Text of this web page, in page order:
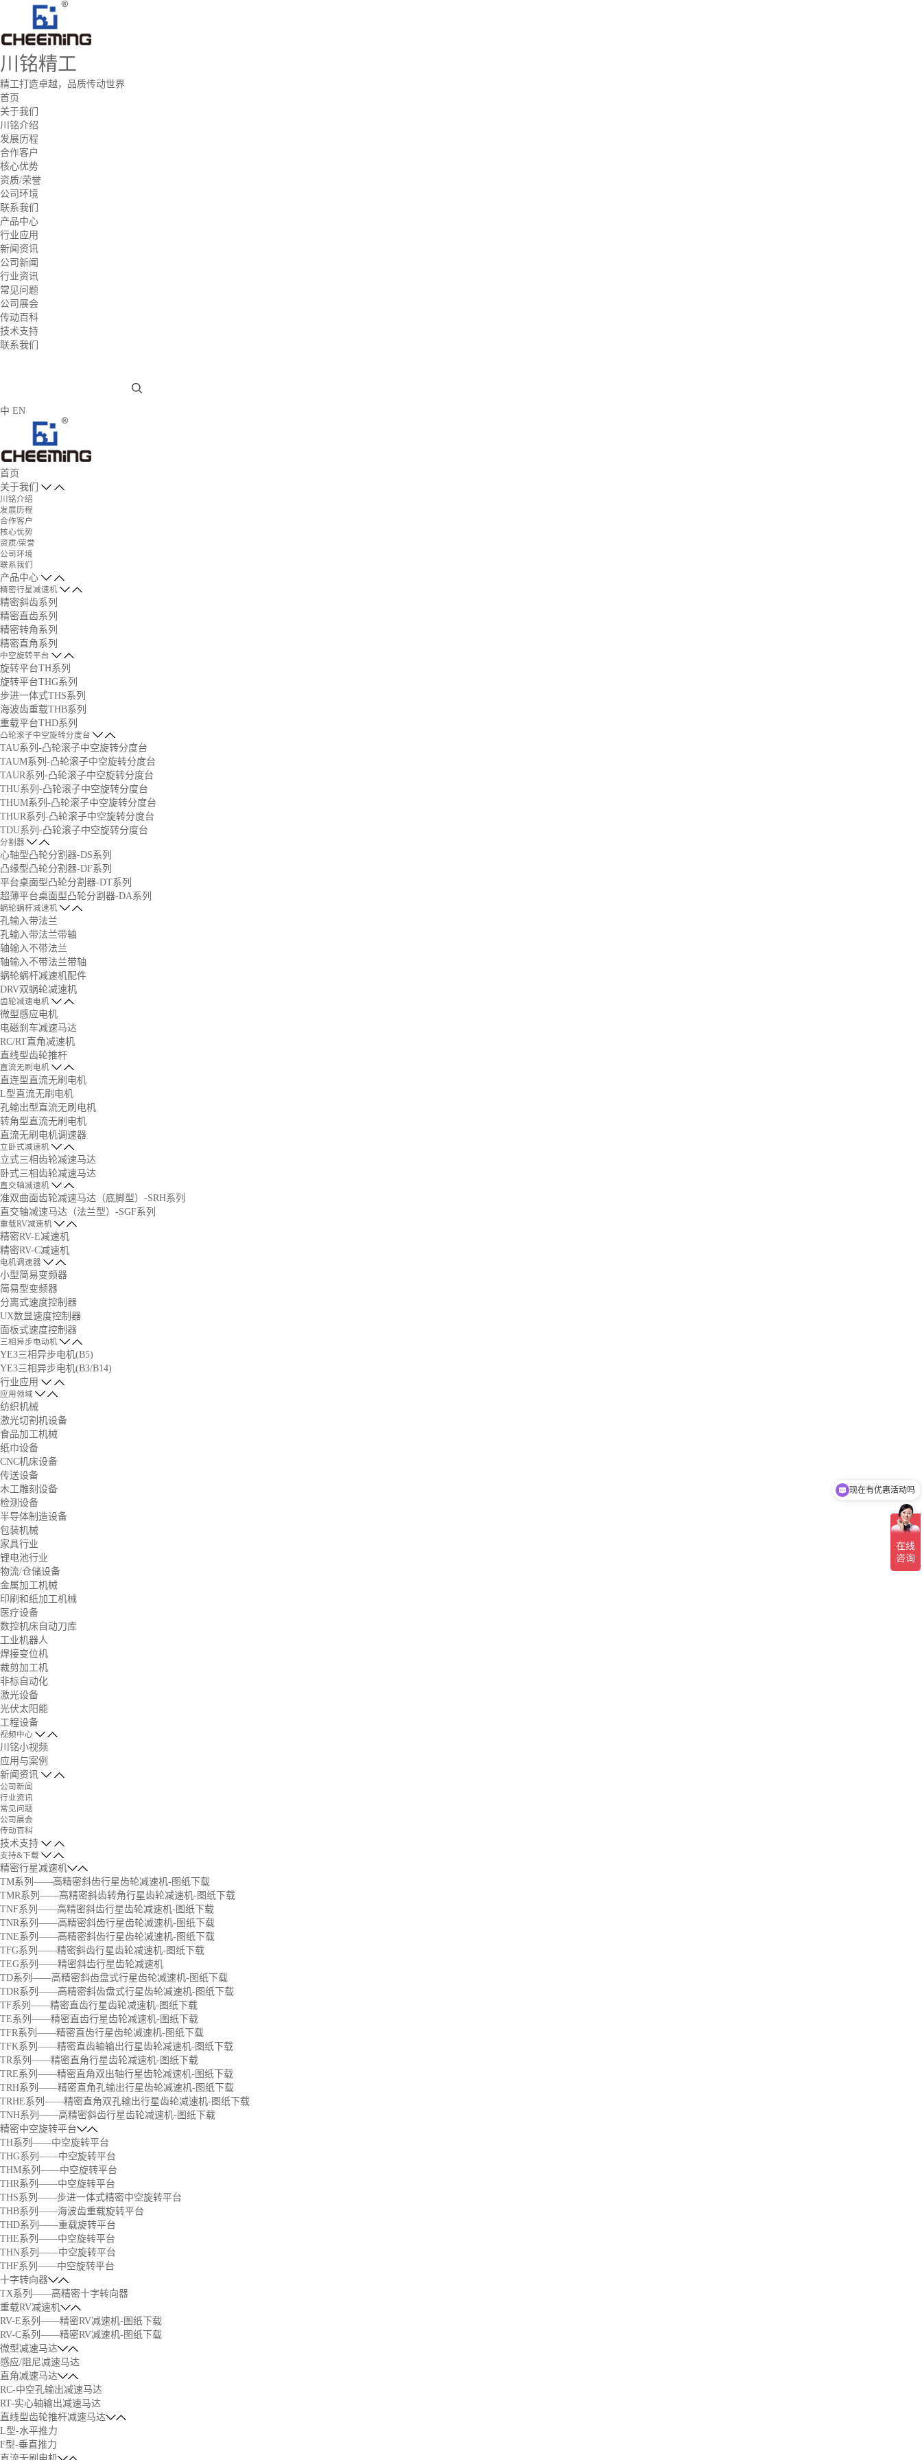
川铭精工
精工打造卓越，品质传动世界
首页
关于我们
川铭介绍
发展历程
合作客户
核心优势
资质/荣誉
公司环境
联系我们
产品中心
行业应用
新闻资讯
公司新闻
行业资讯
常见问题
公司展会
传动百科
技术支持
联系我们
中 EN
首页
关于我们
川铭介绍
发展历程
合作客户
核心优势
资质/荣誉
公司环境
联系我们
产品中心
精密行星减速机
精密斜齿系列
精密直齿系列
精密转角系列
精密直角系列
中空旋转平台
旋转平台TH系列
旋转平台THG系列
步进一体式THS系列
海波齿重载THB系列
重载平台THD系列
凸轮滚子中空旋转分度台
TAU系列-凸轮滚子中空旋转分度台
TAUM系列-凸轮滚子中空旋转分度台
TAUR系列-凸轮滚子中空旋转分度台
THU系列-凸轮滚子中空旋转分度台
THUM系列-凸轮滚子中空旋转分度台
THUR系列-凸轮滚子中空旋转分度台
TDU系列-凸轮滚子中空旋转分度台
分割器
心轴型凸轮分割器-DS系列
凸缘型凸轮分割器-DF系列
平台桌面型凸轮分割器-DT系列
超薄平台桌面型凸轮分割器-DA系列
蜗轮蜗杆减速机
孔输入带法兰
孔输入带法兰带轴
轴输入不带法兰
轴输入不带法兰带轴
蜗轮蜗杆减速机配件
DRV双蜗轮减速机
齿轮减速电机
微型感应电机
电磁刹车减速马达
RC/RT直角减速机
直线型齿轮推杆
直流无刷电机
直连型直流无刷电机
L型直流无刷电机
孔输出型直流无刷电机
转角型直流无刷电机
直流无刷电机调速器
立卧式减速机
立式三相齿轮减速马达
卧式三相齿轮减速马达
直交轴减速机
准双曲面齿轮减速马达（底脚型）-SRH系列
直交轴减速马达（法兰型）-SGF系列
重载RV减速机
精密RV-E减速机
精密RV-C减速机
电机调速器
小型简易变频器
简易型变频器
分离式速度控制器
UX数显速度控制器
面板式速度控制器
三相异步电动机
YE3三相异步电机(B5)
YE3三相异步电机(B3/B14)
行业应用
应用领域
纺织机械
激光切割机设备
食品加工机械
纸巾设备
CNC机床设备
传送设备
木工雕刻设备
检测设备
半导体制造设备
包装机械
家具行业
锂电池行业
物流/仓储设备
金属加工机械
印刷和纸加工机械
医疗设备
数控机床自动刀库
工业机器人
焊接变位机
裁剪加工机
非标自动化
激光设备
光伏太阳能
工程设备
视频中心
川铭小视频
应用与案例
新闻资讯
公司新闻
行业资讯
常见问题
公司展会
传动百科
技术支持
支持&下载
精密行星减速机
TM系列——高精密斜齿行星齿轮减速机-图纸下载
TMR系列——高精密斜齿转角行星齿轮减速机-图纸下载
TNF系列——高精密斜齿行星齿轮减速机-图纸下载
TNR系列——高精密斜齿行星齿轮减速机-图纸下载
TNE系列——高精密斜齿行星齿轮减速机-图纸下载
TFG系列——精密斜齿行星齿轮减速机-图纸下载
TEG系列——精密斜齿行星齿轮减速机
TD系列——高精密斜齿盘式行星齿轮减速机-图纸下载
TDR系列——高精密斜齿盘式行星齿轮减速机-图纸下载
TF系列——精密直齿行星齿轮减速机-图纸下载
TE系列——精密直齿行星齿轮减速机-图纸下载
TFR系列——精密直齿行星齿轮减速机-图纸下载
TFK系列——精密直齿轴输出行星齿轮减速机-图纸下载
TR系列——精密直角行星齿轮减速机-图纸下载
TRE系列——精密直角双出轴行星齿轮减速机-图纸下载
TRH系列——精密直角孔输出行星齿轮减速机-图纸下载
TRHE系列——精密直角双孔输出行星齿轮减速机-图纸下载
TNH系列——高精密斜齿行星齿轮减速机-图纸下载
精密中空旋转平台
TH系列——中空旋转平台
THG系列——中空旋转平台
THM系列——中空旋转平台
THR系列——中空旋转平台
THS系列——步进一体式精密中空旋转平台
THB系列——海波齿重载旋转平台
THD系列——重载旋转平台
THE系列——中空旋转平台
THN系列——中空旋转平台
THF系列——中空旋转平台
十字转向器
TX系列——高精密十字转向器
重载RV减速机
RV-E系列——精密RV减速机-图纸下载
RV-C系列——精密RV减速机-图纸下载
微型减速马达
感应/阻尼减速马达
直角减速马达
RC-中空孔输出减速马达
RT-实心轴输出减速马达
直线型齿轮推杆减速马达
L型-水平推力
F型-垂直推力
可以介绍下你们的产品么